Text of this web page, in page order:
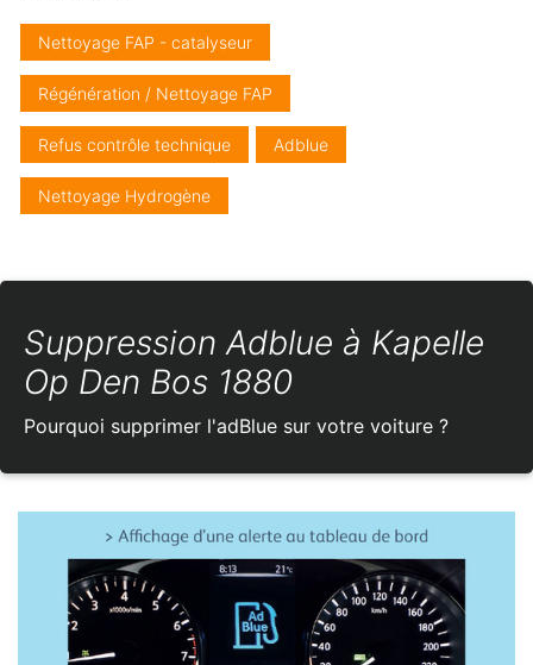
Nettoyage FAP - catalyseur
Régénération / Nettoyage FAP
Refus contrôle technique Adblue
Nettoyage Hydrogène
Suppression Adblue à Kapelle
Op Den Bos 1880
Pourquoi supprimer l'adBlue sur votre voiture ?